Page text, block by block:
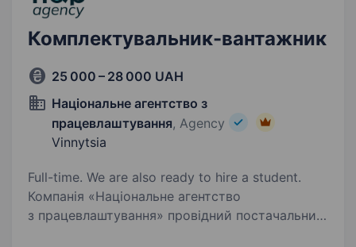
Комплектувальник-вантажник
25 000 – 28 000 UAH
Національне агентство з
працевлаштування, Agency
Vinnytsia
Full-time. We are also ready to hire a student.
Компанія «Національне агентство
з працевлаштування» провідний постачальник